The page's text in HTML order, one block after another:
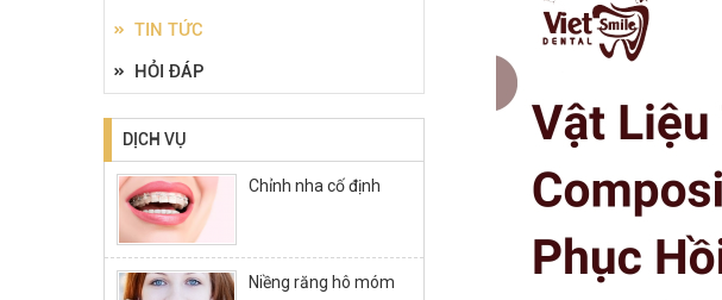
TIN TỨC
HỎI ĐÁP
DỊCH VỤ
Chỉnh nha cố định
Niềng răng hô móm